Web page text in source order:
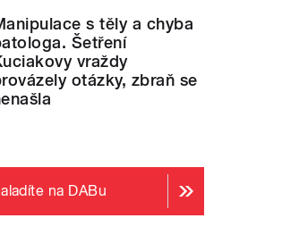
s těly a chyba
Šetření
vraždy
otázky, zbraň se
na DABu